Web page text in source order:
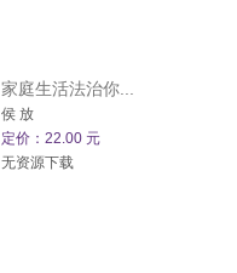
家庭生活法治你...
侯 放
定价：22.00 元
无资源下载